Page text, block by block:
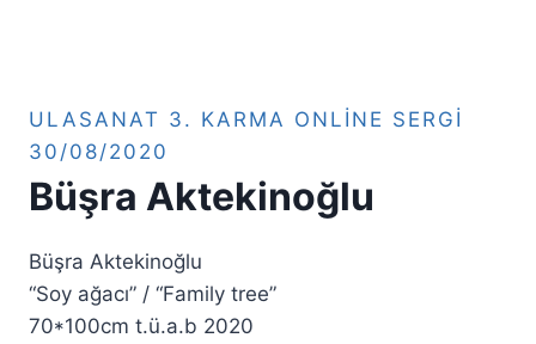
ULASANAT 3. KARMA ONLINE SERGI
30/08/2020
Büşra Aktekinoğlu
Büşra Aktekinoğlu
“Soy ağacı” / “Family tree”
70*100cm t.ü.a.b 2020